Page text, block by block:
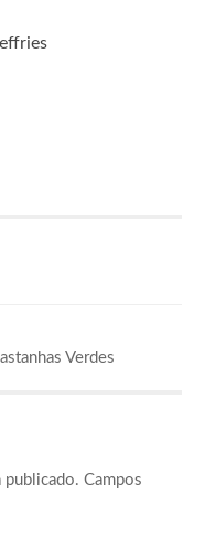
Verdes
publicado. Campos